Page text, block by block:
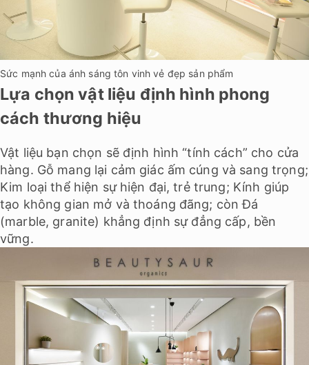
Sức mạnh của ánh sáng tôn vinh vẻ đẹp sản phẩm
Lựa chọn vật liệu định hình phong
cách thương hiệu
Vật liệu bạn chọn sẽ định hình “tính cách” cho cửa
hàng. Gỗ mang lại cảm giác ấm cúng và sang trọng;
Kim loại thể hiện sự hiện đại, trẻ trung; Kính giúp
tạo không gian mở và thoáng đãng; còn Đá
(marble, granite) khẳng định sự đẳng cấp, bền
vững.